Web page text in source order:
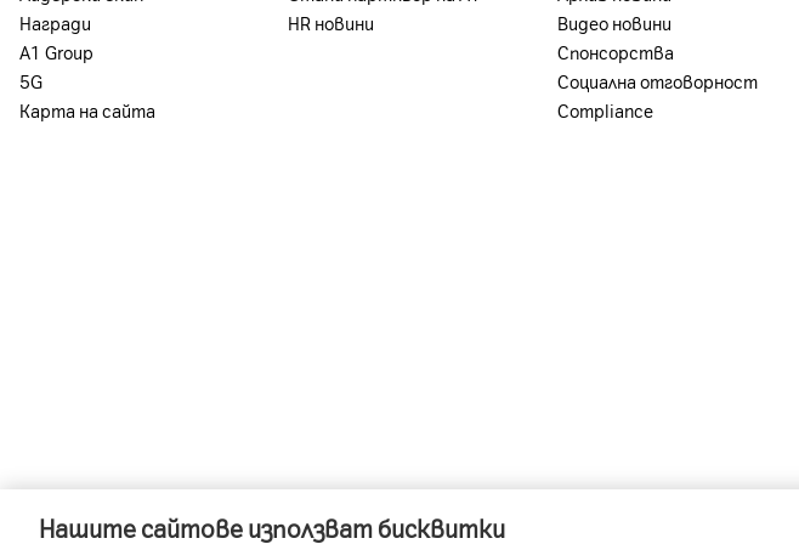
За повече информация: *88 и в магазините на А1 България или
Награди
А1 Group
5G
Карта на сайта
HR новини
Видео новини
Спонсорства
Социална отговорност
Compliance
A1 Austria - A1 Croatia - A1 Serbia
Нашите сайтове използват бисквитки